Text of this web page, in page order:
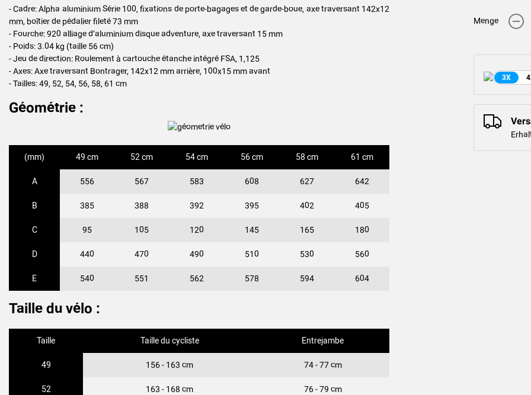
Menge -
3X
- Cadre: Alpha aluminium Série 100, fixations de porte-bagages et de garde-boue, axe traversant 142x12
mm, boîtier de pédalier fileté 73 mm
- Fourche: 920 alliage d’aluminium disque adventure, axe traversant 15 mm
- Poids: 3.04 kg (taille 56 cm)
- Jeu de direction: Roulement à cartouche étanche intégré FSA, 1,125
- Axes: Axe traversant Bontrager, 142x12 mm arrière, 100x15 mm avant
- Tailles: 49, 52, 54, 56, 58, 61 cm
Géométrie :
(mm) 49 cm 52 cm 54 cm 56 cm 58 cm 61 cm
A 556 567 583 608 627 642
B 385 388 392 395 402 405
C 95 105 120 145 165 180
D 440 470 490 510 530 560
E 540 551 562 578 594 604
Taille du vélo :
Taille Taille du cycliste Entrejambe
49 156 - 163 cm 74 - 77 cm
52 163 - 168 cm 76 - 79 cm